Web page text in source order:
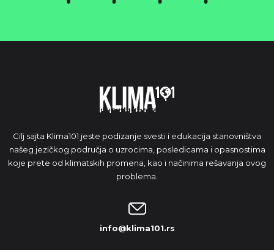
Cilj sajta Klima101 jeste podizanje svesti i edukacija stanovništva
našeg jezičkog područja o uzrocima, posledicama i opasnostima
koje prete od klimatskih promena, kao i načinima rešavanja ovog
problema.
info@klima101.rs